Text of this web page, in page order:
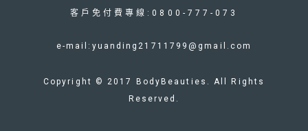
客戶免付費專線:0800-777-073
e-mail:yuanding21711799@gmail.com
Copyright © 2017 BodyBeauties. All Rights
Reserved.